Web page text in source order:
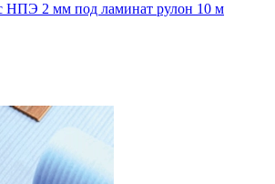
НПЭ 2 мм под ламинат рулон 10 м